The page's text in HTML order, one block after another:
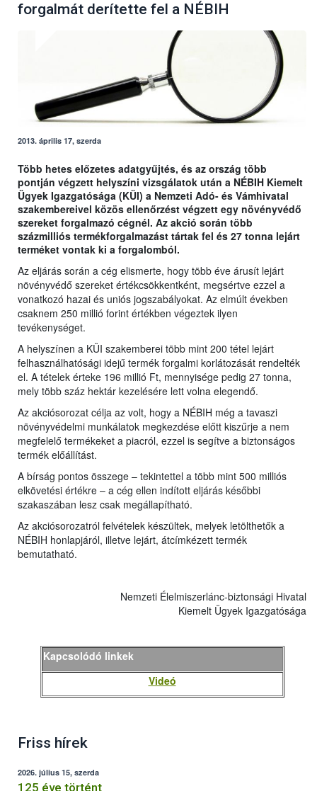
forgalmát derítette fel a NÉBIH
2013. április 17, szerda
Több hetes előzetes adatgyűjtés, és az ország több
pontján végzett helyszíni vizsgálatok után a NÉBIH Kiemelt
Ügyek Igazgatósága (KÜI) a Nemzeti Adó- és Vámhivatal
szakembereivel közös ellenőrzést végzett egy növényvédő
szereket forgalmazó cégnél. Az akció során több
százmilliós termékforgalmazást tártak fel és 27 tonna lejárt
terméket vontak ki a forgalomból.
Az eljárás során a cég elismerte, hogy több éve árusít lejárt
növényvédő szereket értékcsökkentként, megsértve ezzel a
vonatkozó hazai és uniós jogszabályokat. Az elmúlt években
csaknem 250 millió forint értékben végeztek ilyen
tevékenységet.
A helyszínen a KÜI szakemberei több mint 200 tétel lejárt
felhasználhatósági idejű termék forgalmi korlátozását rendelték
el. A tételek érteke 196 millió Ft, mennyisége pedig 27 tonna,
mely több száz hektár kezelésére lett volna elegendő.
Az akciósorozat célja az volt, hogy a NÉBIH még a tavaszi
növényvédelmi munkálatok megkezdése előtt kiszűrje a nem
megfelelő termékeket a piacról, ezzel is segítve a biztonságos
termék előállítást.
A bírság pontos összege – tekintettel a több mint 500 milliós
elkövetési értékre – a cég ellen indított eljárás későbbi
szakaszában lesz csak megállapítható.
Az akciósorozatról felvételek készültek, melyek letölthetők a
NÉBIH honlapjáról, illetve lejárt, átcímkézett termék
bemutatható.
Nemzeti Élelmiszerlánc-biztonsági Hivatal
Kiemelt Ügyek Igazgatósága
Kapcsolódó linkek
Videó
Friss hírek
2026. július 15, szerda
125 éve történt